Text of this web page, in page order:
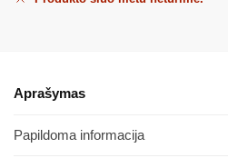
Aprašymas
Papildoma informacija